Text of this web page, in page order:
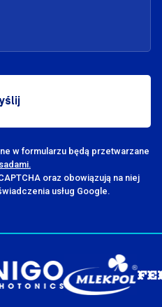
w formularzu będą przetwarzane
oraz obowiązują na niej
usług Google.